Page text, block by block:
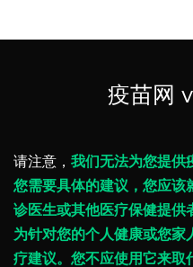
疫苗网
请注意， 我们无法为您提供
您需要具体的建议，您应该
诊医生或其他医疗保健提供
为针对您的个人健康或您
疗建议。您不应使用它来取